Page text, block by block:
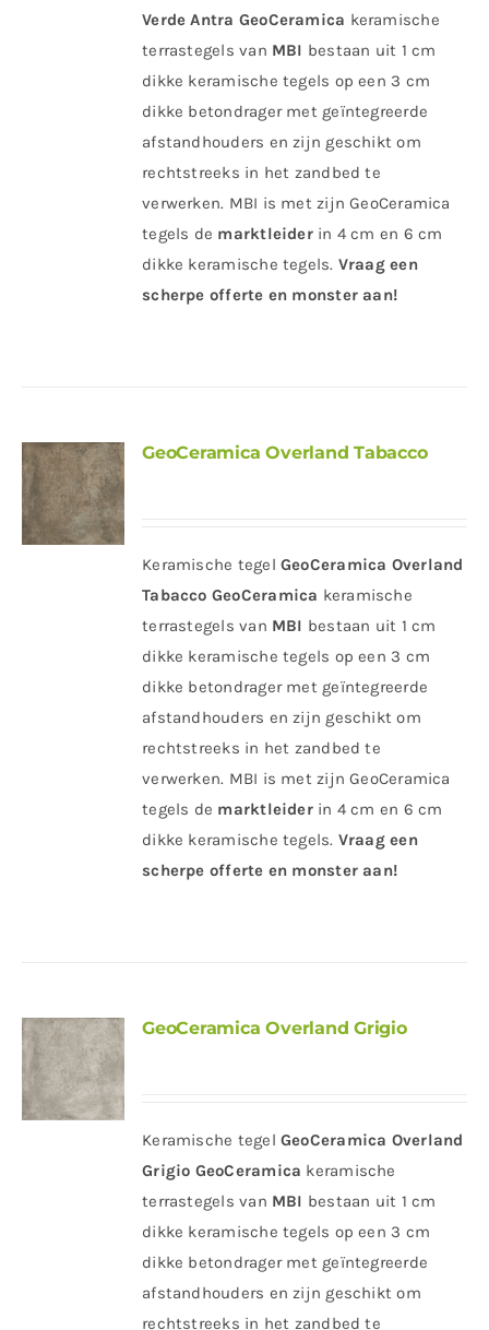
Verde Antra GeoCeramica keramische
terrastegels van MBI bestaan uit 1 cm
dikke keramische tegels op een 3 cm
dikke betondrager met geïntegreerde
afstandhouders en zijn geschikt om
rechtstreeks in het zandbed te
verwerken. MBI is met zijn GeoCeramica
tegels de marktleiderin 4 cm en 6 cm
dikke keramische tegels. Vraag een
scherpe offerte en monster aan!
GeoCeramica Overland Tabacco
Keramische tegel GeoCeramica Overland
Tabacco GeoCeramica keramische
terrastegels van MBI bestaan uit 1 cm
dikke keramische tegels op een 3 cm
dikke betondrager met geïntegreerde
afstandhouders en zijn geschikt om
rechtstreeks in het zandbed te
verwerken. MBI is met zijn GeoCeramica
tegels de marktleiderin 4 cm en 6 cm
dikke keramische tegels. Vraag een
scherpe offerte en monster aan!
GeoCeramica Overland Grigio
Keramische tegel GeoCeramica Overland
Grigio GeoCeramica keramische
terrastegels van MBI bestaan uit 1 cm
dikke keramische tegels op een 3 cm
dikke betondrager met geïntegreerde
afstandhouders en zijn geschikt om
rechtstreeks in het zandbed te